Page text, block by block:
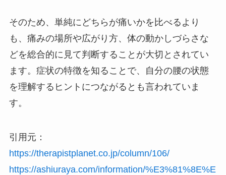
そのため、単純にどちらが痛いかを比べるより
も、痛みの場所や広がり方、体の動かしづらさな
どを総合的に見て判断することが大切とされてい
ます。症状の特徴を知ることで、自分の腰の状態
を理解するヒントにつながるとも言われていま
す。
引用元：
https://therapistplanet.co.jp/column/106/
https://ashiuraya.com/information/%E3%81%8E%E